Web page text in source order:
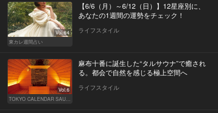
Vol.64
東カレ週間占い
【6/6（月）～6/12（日）】12星座別に、
あなたの1週間の運勢をチェック！
ライフスタイル
Vol.6
TOKYO CALENDAR SAUNA CLUB ― トウカレ サウナクラブ ―
麻布十番に誕生した“タルサウナ”で癒され
る。都会で自然を感じる極上空間へ
ライフスタイル